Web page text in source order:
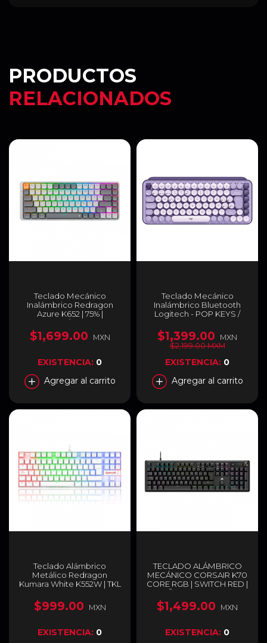
PRODUCTOS
RELACIONADOS
Teclado Mecánico
Inalámbrico Redragon
Azure K652 | 75% |
Bluetooth / 2.4Ghz | 84
Teclas | Switch Red | Inglés
| K652GG-RGB-PRO
$1,699.00 MXN
EXISTENCIA: 0
Agregar al carrito
Teclado Mecánico
Inalámbrico Bluetooth
Logitech - POP KEYS /
ESP - 920-011519
$1,399.00
MXN
$2,199.00 MXM
EXISTENCIA: 0
Agregar al carrito
Teclado Alámbrico
Metálico Redragon
Kumara White K552W | TKL
Español | K552W-RGB-SP
$999.00 MXN
EXISTENCIA: 0
TECLADO ALÁMBRICO
MECÁNICO CORSAIR K70
CORE RGB | SWITCH RED |
ESPAÑOL | CH-910971E-SP
$1,499.00 MXN
EXISTENCIA: 0